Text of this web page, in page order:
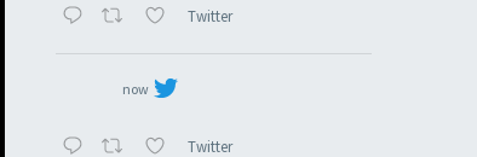
Twitter
now
Twitter